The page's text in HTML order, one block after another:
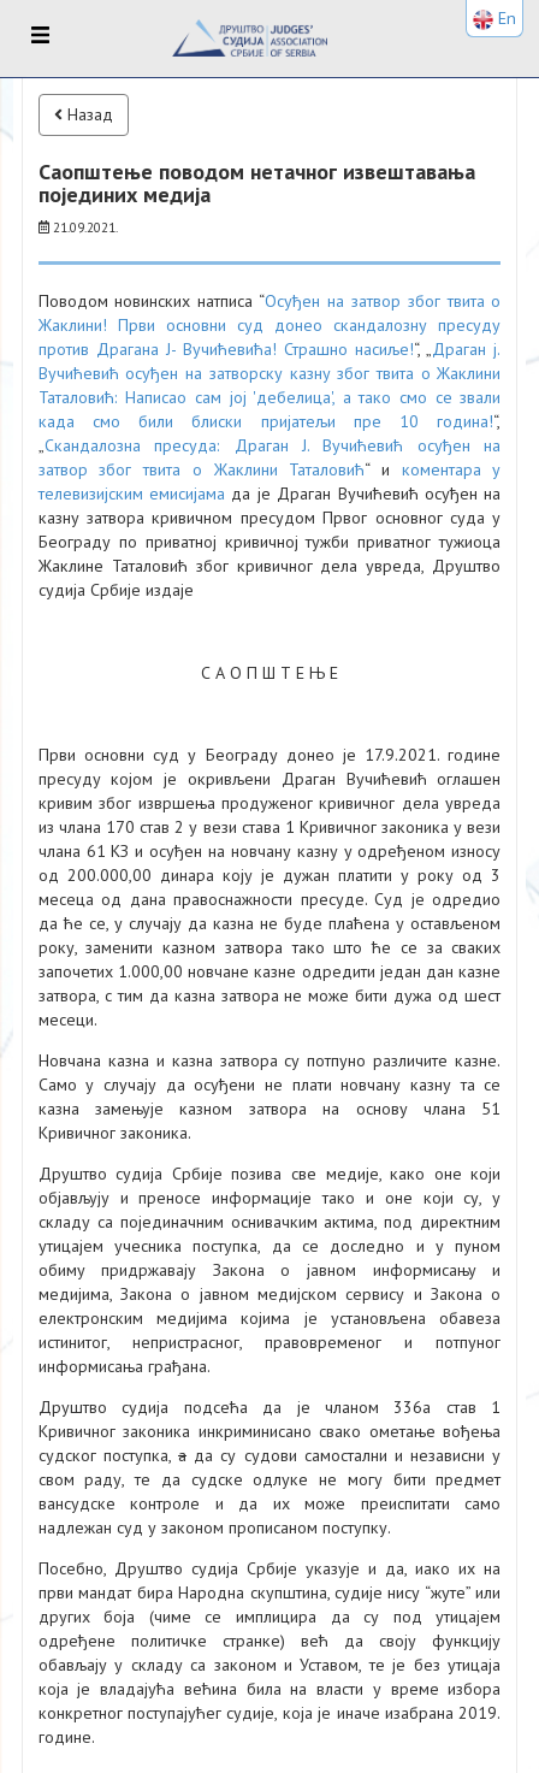
Назад
Саопштење поводом нетачног извештавања
појединих медија
21.09.2021.
Поводом новинских натписа “Осуђен на затвор због твита о
Жаклини! Први основни суд донео скандалозну пресуду
против Драгана Ј- Вучићевића! Страшно насиље!“, „Драган ј.
Вучићевић осуђен на затворску казну због твита о Жаклини
Таталовић: Написао сам јој 'дебелица', а тако смо се звали
када смо били блиски пријатељи пре 10 година!“,
„Скандалозна пресуда: Драган Ј. Вучићевић осуђен на
затвор због твита о Жаклини Таталовић“ и коментара у
телевизијским емисијама да је Драган Вучићевић осуђен на
казну затвора кривичном пресудом Првог основног суда у
Београду по приватној кривичној тужби приватног тужиоца
Жаклине Таталовић због кривичног дела увреда, Друштво
судија Србије издаје
С А О П Ш Т Е Њ Е
Први основни суд у Београду донео је 17.9.2021. године
пресуду којом је окривљени Драган Вучићевић оглашен
кривим због извршења продуженог кривичног дела увреда
из члана 170 став 2 у вези става 1 Кривичног законика у вези
члана 61 КЗ и осуђен на новчану казну у одређеном износу
од 200.000,00 динара коју је дужан платити у року од 3
месеца од дана правоснажности пресуде. Суд је одредио
да ће се, у случају да казна не буде плаћена у остављеном
року, заменити казном затвора тако што ће се за сваких
започетих 1.000,00 новчане казне одредити један дан казне
затвора, с тим да казна затвора не може бити дужа од шест
месеци.
Новчана казна и казна затвора су потпуно различите казне.
Само у случају да осуђени не плати новчану казну та се
казна замењује казном затвора на основу члана 51
Кривичног законика.
Друштво судија Србије позива све медије, како оне који
објављују и преносе информације тако и оне који су, у
складу са појединачним оснивачким актима, под директним
утицајем учесника поступка, да се доследно и у пуном
обиму придржавају Закона о јавном информисању и
медијима, Закона о јавном медијском сервису и Закона о
електронским медијима којима је установљена обавеза
истинитог, непристрасног, правовременог и потпуног
информисања грађана.
Друштво судија подсећа да је чланом 336а став 1
Кривичног законика инкриминисано свако ометање вођења
судског поступка,а да су судови самостални и независни у
свом раду, те да судске одлуке не могу бити предмет
вансудске контроле и да их може преиспитати само
надлежан суд у законом прописаном поступку.
Посебно, Друштво судија Србије указује и да, иако их на
први мандат бира Народна скупштина, судије нису “жуте” или
других боја (чиме се имплицира да су под утицајем
одређене политичке странке) већ да своју функцију
обављају у складу са законом и Уставом, те је без утицаја
која је владајућа већина била на власти у време избора
конкретног поступајућег судије, која је иначе изабрана 2019.
године.
En